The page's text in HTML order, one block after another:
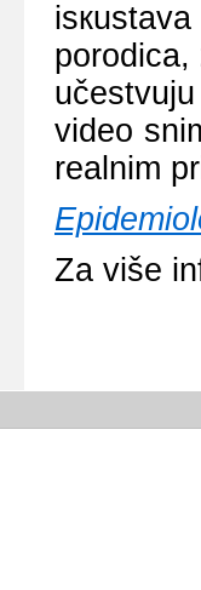
pоrоdicа,
vidео
rеаlnim
Zа višе